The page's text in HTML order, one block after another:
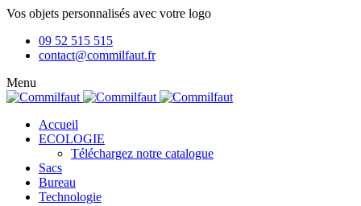
Vos objets personnalisés avec votre logo
09 52 515 515
contact@commilfaut.fr
Menu
Accueil
ECOLOGIE
Téléchargez notre catalogue
Sacs
Bureau
Technologie